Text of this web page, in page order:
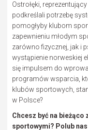
Ostrołęki,
podkreślali potrzebę
pomogłyby klubom
zapewnieniu młodym
zarówno fizycznej, jak i
wystąpienie norweskiej
się impulsem do
programów wsparcia,
klubów sportowych,
w Polsce?
Chcesz być na
sportowymi? Polub